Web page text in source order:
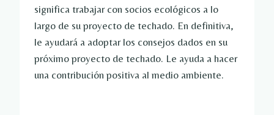
significa trabajar con socios ecológicos a lo
largo de su proyecto de techado. En definitiva,
le ayudará a adoptar los consejos dados en su
próximo proyecto de techado. Le ayuda a hacer
una contribución positiva al medio ambiente.